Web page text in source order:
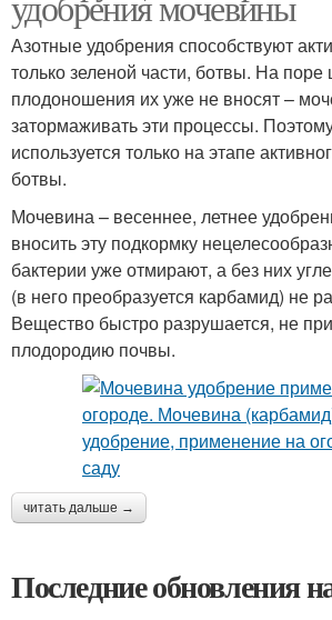
Азотные удобрения способствуют
только зеленой части, ботвы. На поре
плодоношения их уже не вносят –
затормаживать эти процессы.
используется только на этапе
ботвы.
Мочевина – весеннее, летнее
вносить эту подкормку
бактерии уже отмирают, а без них
(в него преобразуется карбамид) не
Вещество быстро разрушается, не
плодородию почвы.
читать дальше →
Последние обновления